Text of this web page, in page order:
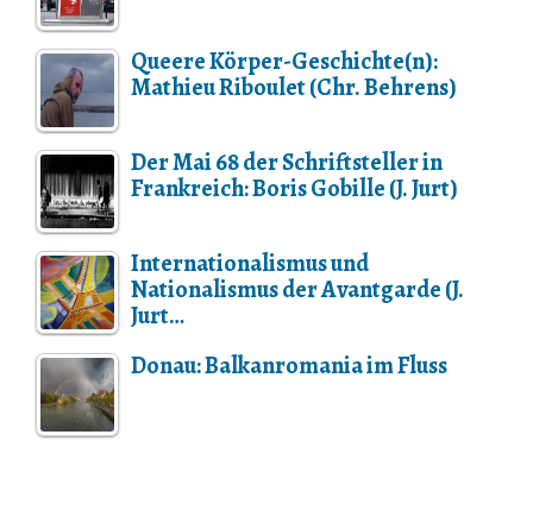
Queere Körper-Geschichte(n):
Mathieu Riboulet (Chr. Behrens)
Der Mai 68 der Schriftsteller in
Frankreich: Boris Gobille (J. Jurt)
Internationalismus und
Nationalismus der Avantgarde (J.
Jurt…
Donau: Balkanromania im Fluss